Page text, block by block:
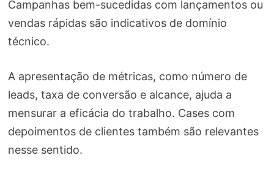
Campanhas bem-sucedidas com lançamentos ou
vendas rápidas são indicativos de domínio
técnico.
A apresentação de métricas, como número de
leads, taxa de conversão e alcance, ajuda a
mensurar a eficácia do trabalho. Cases com
depoimentos de clientes também são relevantes
nesse sentido.